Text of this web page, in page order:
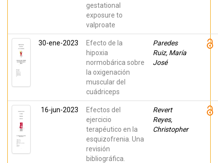
Arriola,
Rosa;
López-
Giménez,
gestational
exposure to
valproate
Csillag,
András
30-ene-2023
Efecto de la
hipoxia
normobárica sobre
la oxigenación
muscular del
cuádriceps
Paredes
Ruiz, María
José
16-jun-2023
Efectos del
ejercicio
terapéutico en la
esquizofrenia. Una
revisión
bibliográfica.
Revert
Reyes,
Christopher